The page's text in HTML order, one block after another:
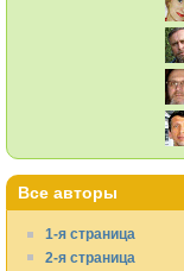
Все авторы
1-я страница
2-я страница